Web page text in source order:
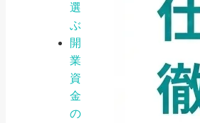
選
ぶ
開
業
資
金
の